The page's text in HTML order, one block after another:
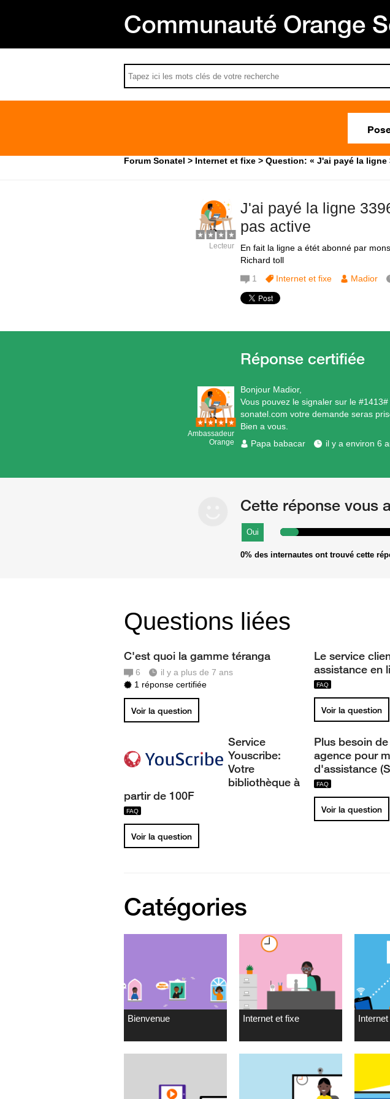
Communauté Orange
Forum Sonatel Internet et fixe Question: « J'ai payé la ligne
J'ai payé la ligne
pas active
En fait la ligne a étét abonné par
Richard toll
Lecteur
1 Internet et fixe Madior
Ambassadeur
Orange
Bonjour Madior,
Vous pouvez le signaler sur le
sonatel.com votre demande seras
Bien a vous.
Papa babacar
il y a environ 6
Cette réponse vous
Oui
0% des internautes ont trouvé cette
Questions liées
C'est quoi la gamme téranga
6
il y a plus de 7 ans
1 réponse certifiée
Voir la question
Le service
assistance en
Voir la question
Service
Youscribe:
Votre
bibliothèque à
partir de 100F
Voir la question
Plus besoin
agence pour
d'assistance
Voir la question
Catégories
Bienvenue Internet et fixe